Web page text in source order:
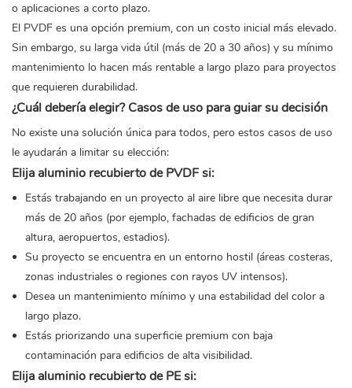
o aplicaciones a corto plazo.
El PVDF es una opción premium, con un costo inicial más elevado.
Sin embargo, su larga vida útil (más de 20 a 30 años) y su mínimo
mantenimiento lo hacen más rentable a largo plazo para proyectos
que requieren durabilidad.
¿Cuál debería elegir? Casos de uso para guiar su decisión
No existe una solución única para todos, pero estos casos de uso
le ayudarán a limitar su elección:
Elija aluminio recubierto de PVDF si:
Estás trabajando en un proyecto al aire libre que necesita durar
más de 20 años (por ejemplo, fachadas de edificios de gran
altura, aeropuertos, estadios).
Su proyecto se encuentra en un entorno hostil (áreas costeras,
zonas industriales o regiones con rayos UV intensos).
Desea un mantenimiento mínimo y una estabilidad del color a
largo plazo.
Estás priorizando una superficie premium con baja
contaminación para edificios de alta visibilidad.
Elija aluminio recubierto de PE si: